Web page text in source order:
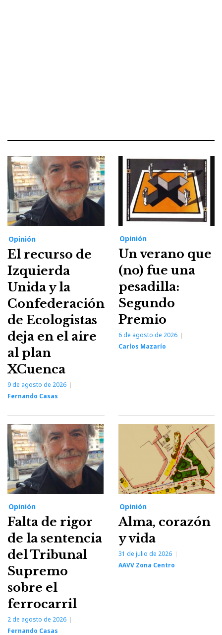
Opinión
El recurso de
Izquierda
Unida y la
Confederación
de Ecologistas
deja en el aire
al plan
XCuenca
9 de agosto de 2026
Fernando Casas
Opinión
Un verano que
(no) fue una
pesadilla:
Segundo
Premio
6 de agosto de 2026
Carlos Mazarío
Opinión
Falta de rigor
de la sentencia
del Tribunal
Supremo
sobre el
ferrocarril
2 de agosto de 2026
Fernando Casas
Opinión
Alma, corazón
y vida
31 de julio de 2026
AAVV Zona Centro